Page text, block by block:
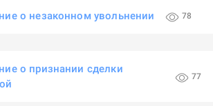
о незаконном увольнении 78
о признании сделки
77